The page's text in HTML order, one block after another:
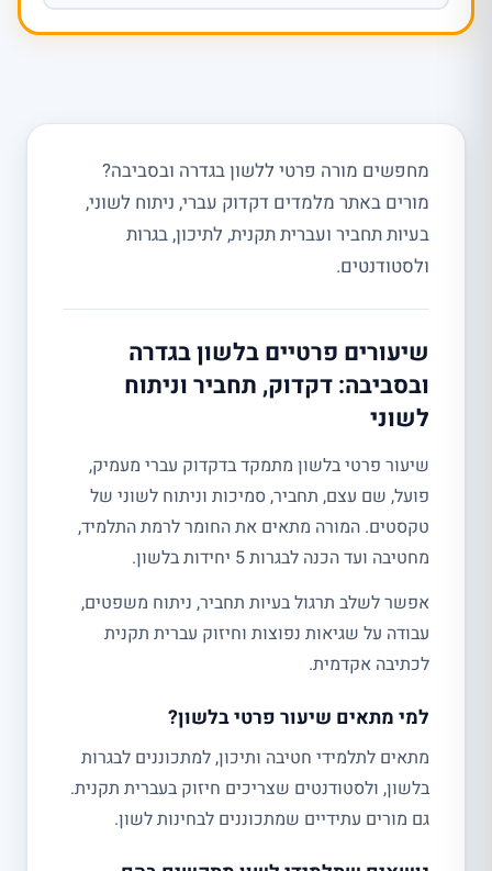
מחפשים מורה פרטי ללשון בגדרה ובסביבה?
מורים באתר מלמדים דקדוק עברי, ניתוח לשוני,
בעיות תחביר ועברית תקנית, לתיכון, בגרות
ולסטודנטים.
שיעורים פרטיים בלשון בגדרה
ובסביבה: דקדוק, תחביר וניתוח
לשוני
שיעור פרטי בלשון מתמקד בדקדוק עברי מעמיק,
פועל, שם עצם, תחביר, סמיכות וניתוח לשוני של
טקסטים. המורה מתאים את החומר לרמת התלמיד,
מחטיבה ועד הכנה לבגרות 5 יחידות בלשון.
אפשר לשלב תרגול בעיות תחביר, ניתוח משפטים,
עבודה על שגיאות נפוצות וחיזוק עברית תקנית
לכתיבה אקדמית.
למי מתאים שיעור פרטי בלשון?
מתאים לתלמידי חטיבה ותיכון, למתכוננים לבגרות
בלשון, ולסטודנטים שצריכים חיזוק בעברית תקנית.
גם מורים עתידיים שמתכוננים לבחינות לשון.